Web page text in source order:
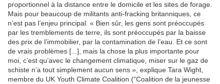
proportionnel à la distance entre le domicile et les sites de forage.
Mais pour beaucoup de militants anti-fracking britanniques, ce
n’est pas l’enjeu principal. « Bien sûr, les gens sont préoccupés
par les tremblements de terre, ils sont préoccupés par la baisse
des prix de l’immobilier, par la contamination de l’eau. Et ce sont
de vrais problèmes [...], mais la chose la plus importante pour
moi, c’est qu’avec le changement climatique, miser sur le gaz de
schiste n’a tout simplement aucun sens », explique Tara Wight,
membre du UK Youth Climate Coalition (“Coalition de la jeunesse